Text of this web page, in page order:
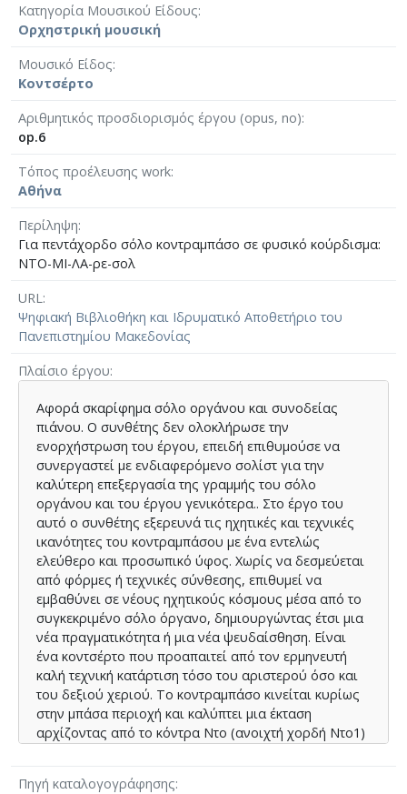
Κατηγορία Μουσικού Είδους
Ορχηστρική μουσική
Μουσικό Είδος
Κοντσέρτο
Αριθμητικός προσδιορισμός έργου (opus, no)
op.6
Τόπος προέλευσης work
Αθήνα
Περίληψη
Για πεντάχορδο σόλο κοντραμπάσο σε φυσικό κούρδισμα:
ΝΤΟ-ΜΙ-ΛΑ-ρε-σολ
URL
Ψηφιακή Βιβλιοθήκη και Ιδρυματικό Αποθετήριο του
Πανεπιστημίου Μακεδονίας
Πλαίσιο έργου
Αφορά σκαρίφημα σόλο οργάνου και συνοδείας
πιάνου. Ο συνθέτης δεν ολοκλήρωσε την
ενορχήστρωση του έργου, επειδή επιθυμούσε να
συνεργαστεί με ενδιαφερόμενο σολίστ για την
καλύτερη επεξεργασία της γραμμής του σόλο
οργάνου και του έργου γενικότερα.. Στο έργο του
αυτό ο συνθέτης εξερευνά τις ηχητικές και τεχνικές
ικανότητες του κοντραμπάσου με ένα εντελώς
ελεύθερο και προσωπικό ύφος. Χωρίς να δεσμεύεται
από φόρμες ή τεχνικές σύνθεσης, επιθυμεί να
εμβαθύνει σε νέους ηχητικούς κόσμους μέσα από το
συγκεκριμένο σόλο όργανο, δημιουργώντας έτσι μια
νέα πραγματικότητα ή μια νέα ψευδαίσθηση. Είναι
ένα κοντσέρτο που προαπαιτεί από τον ερμηνευτή
καλή τεχνική κατάρτιση τόσο του αριστερού όσο και
του δεξιού χεριού. Το κοντραμπάσο κινείται κυρίως
στην μπάσα περιοχή και καλύπτει μια έκταση
αρχίζοντας από το κόντρα Ντο (ανοιχτή χορδή Ντο1)
Πηγή καταλογογράφησης